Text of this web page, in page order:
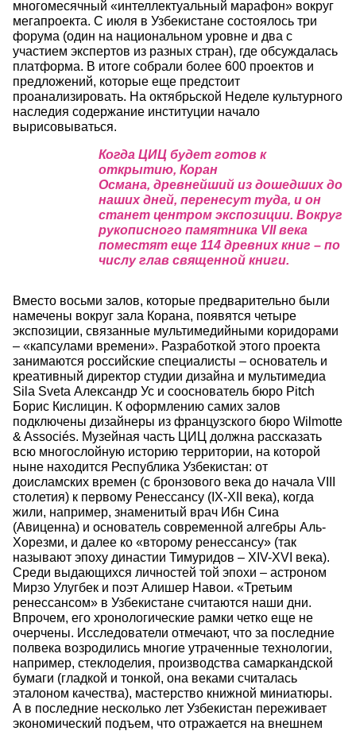
многомесячный «интеллектуальный марафон» вокруг
мегапроекта. С июля в Узбекистане состоялось три
форума (один на национальном уровне и два с
участием экспертов из разных стран), где обсуждалась
платформа. В итоге собрали более 600 проектов и
предложений, которые еще предстоит
проанализировать. На октябрьской Неделе культурного
наследия содержание институции начало
вырисовываться.
Когда ЦИЦ будет готов к
открытию, Коран
Османа, древнейший из дошедших до
наших дней, перенесут туда, и он
станет центром экспозиции. Вокруг
рукописного памятника VII века
поместят еще 114 древних книг – по
числу глав священной книги.
Вместо восьми залов, которые предварительно были
намечены вокруг зала Корана, появятся четыре
экспозиции, связанные мультимедийными коридорами
– «капсулами времени». Разработкой этого проекта
занимаются российские специалисты – основатель и
креативный директор студии дизайна и мультимедиа
Sila Sveta Александр Ус и сооснователь бюро Pitch
Борис Кислицин. К оформлению самих залов
подключены дизайнеры из французского бюро Wilmotte
& Associés. Музейная часть ЦИЦ должна рассказать
всю многослойную историю территории, на которой
ныне находится Республика Узбекистан: от
доисламских времен (с бронзового века до начала VIII
столетия) к первому Ренессансу (IX-XII века), когда
жили, например, знаменитый врач Ибн Сина
(Авиценна) и основатель современной алгебры Аль-
Хорезми, и далее ко «второму ренессансу» (так
называют эпоху династии Тимуридов – XIV-XVI века).
Среди выдающихся личностей той эпохи – астроном
Мирзо Улугбек и поэт Алишер Навои. «Третьим
ренессансом» в Узбекистане считаются наши дни.
Впрочем, его хронологические рамки четко еще не
очерчены. Исследователи отмечают, что за последние
полвека возродились многие утраченные технологии,
например, стеклоделия, производства самаркандской
бумаги (гладкой и тонкой, она веками считалась
эталоном качества), мастерство книжной миниатюры.
А в последние несколько лет Узбекистан переживает
экономический подъем, что отражается на внешнем